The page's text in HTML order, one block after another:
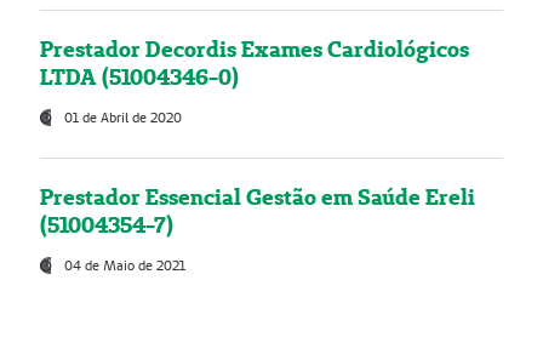
Prestador Decordis Exames Cardiológicos
LTDA (51004346-0)
01 de Abril de 2020
Prestador Essencial Gestão em Saúde Ereli
(51004354-7)
04 de Maio de 2021